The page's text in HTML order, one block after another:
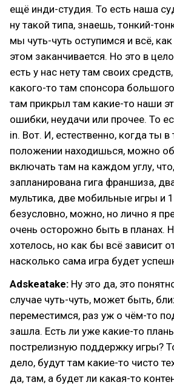
ещё инди-студия. То есть наша
ну такой типа, знаешь, тонкий-
мы чуть-чуть оступимся и всё,
этом заканчивается. Но это в
есть у нас нету там своих
какого-то там спонсора
там прикрыл там какие-то наши
ошибки, неудачи или прочее. То
in. Вот. И, естественно, когда ты в
положении находишься, можно
включать там на каждом углу,
запланирована гига франшиза,
мультика, две мобильные игры и
безусловно, можно, но лично я
очень осторожно быть в планах.
хотелось, но как бы всё зависит
насколько сама игра будет
Adskeatake: Ну это да, это
случае чуть-чуть, может быть,
переместимся, раз уж о чём-то
зашла. Есть ли уже какие-то
пострелизную поддержку игры?
дело, будут там какие-то чисто
да, там, а будет ли какая-то